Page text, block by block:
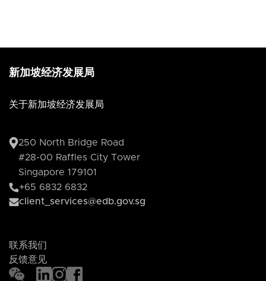
新加坡经济发展局
关于新加坡经济发展局
250 North Bridge Road
#28-00 Raffles City Tower
Singapore 179101
+65 6832 6832
client_services@edb.gov.sg
联系我们
反馈意见